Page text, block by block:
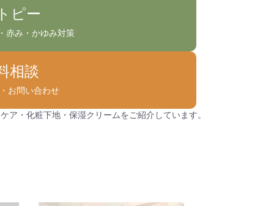
ピー
赤み・かゆみ対策
相談
お問い合わせ
・化粧下地・保湿クリームをご紹介しています。